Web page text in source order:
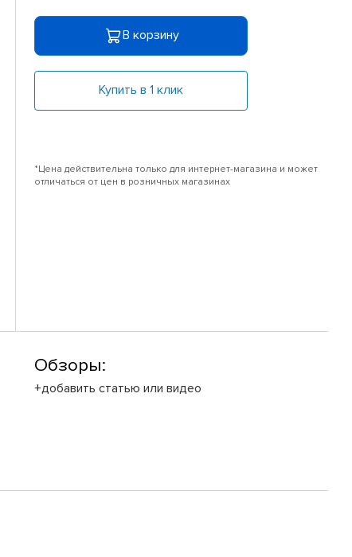
В корзину
Купить в 1 клик
*Цена действительна только для интернет-магазина и может
отличаться от цен в розничных магазинах
Обзоры:
+добавить статью или видео